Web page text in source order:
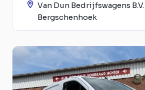
Van Dun Bedrijfswagens B.V.
Bergschenhoek